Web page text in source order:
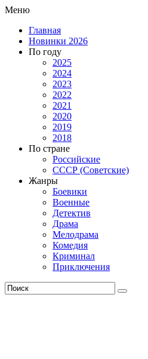
Меню
Главная
Новинки 2026
По году
2025
2024
2023
2022
2021
2020
2019
2018
По стране
Российские
СССР (Советские)
Жанры
Боевики
Военные
Детектив
Драма
Мелодрама
Комедия
Криминал
Приключения